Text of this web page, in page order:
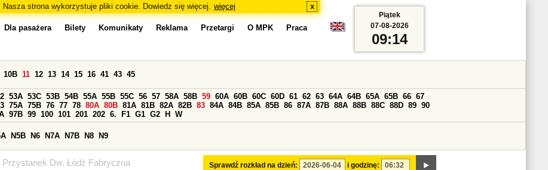
Nasza strona wykorzystuje pliki cookie. Dowiedz się więcej. więcej x
Przystanek Dw. Łódź Fabryczna
Dla pasażera Bilety Komunikaty Reklama Przetargi O MPK Praca
Sprawdź rozkład na dzień: i godzinę:
10B 11 12 13 14 15 16 41 43 45
53A 53C 53B 54B 55A 55B 55C 56 57 58A 58B 59 60A 60B 60C 60D 61 62 63 64A 64B 65A 65B 66 67
75A 75B 76 77 78 80A 80B 81A 81B 82A 82B 83 84A 84B 85A 85B 86 87A 87B 88A 88B 88C 88D 89 90
97B 99 100 101 201 202 6. F1 G1 G2 H W
N5B N6 N7A N7B N8 N9
Piątek
07-08-2026
09:14